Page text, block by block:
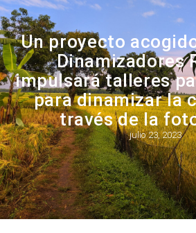
Un proyecto
Dinamizadores
impulsará talleres
para dinamizar la
través de la
julio 23, 2023